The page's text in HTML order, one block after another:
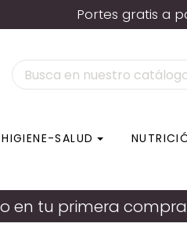
Portes gratis a
HIGIENE-SALUD
en tu primera